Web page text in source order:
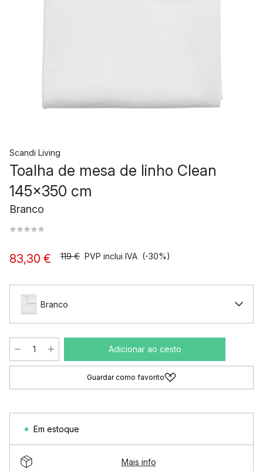
Scandi Living
Toalha de mesa de linho Clean
145x350 cm
Branco
83,30 € 119 € PVP inclui IVA (-30%)
Branco
Adicionar ao cesto
Guardar como favorito
Em estoque
Mais info